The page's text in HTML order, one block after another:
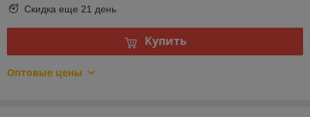
Скидка еще 21 день
Купить
Оптовые цены